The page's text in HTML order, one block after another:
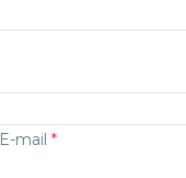
E-mail